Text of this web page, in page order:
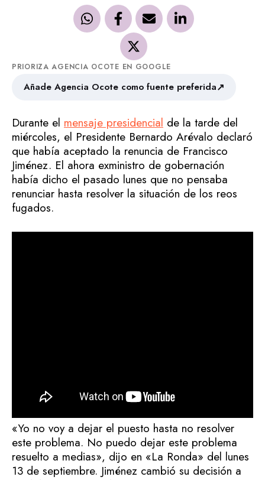
PRIORIZA AGENCIA OCOTE EN GOOGLE
Añade Agencia Ocote como fuente preferida↗
Durante el mensaje presidencial de la tarde del
miércoles, el Presidente Bernardo Arévalo declaró
que había aceptado la renuncia de Francisco
Jiménez. El ahora exministro de gobernación
había dicho el pasado lunes que no pensaba
renunciar hasta resolver la situación de los reos
fugados.
«Yo no voy a dejar el puesto hasta no resolver
este problema. No puedo dejar este problema
resuelto a medias», dijo en «La Ronda» del lunes
13 de septiembre. Jiménez cambió su decisión a